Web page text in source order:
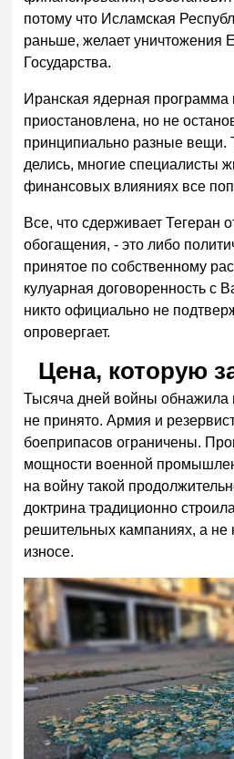
потому что Исламская
раньше, желает уничтожения
Государства.
Иранская ядерная
приостановлена, но не
принципиально разные вещи.
делись, многие специалисты
финансовых влияниях все
Все, что сдерживает Тегеран
обогащения, - это либо
принятое по собственному
кулуарная договоренность с
никто официально не
опровергает.
Цена, которую
Тысяча дней войны обнажила
не принято. Армия и
боеприпасов ограничены.
мощности военной
на войну такой
доктрина традиционно
решительных кампаниях, а не
износе.